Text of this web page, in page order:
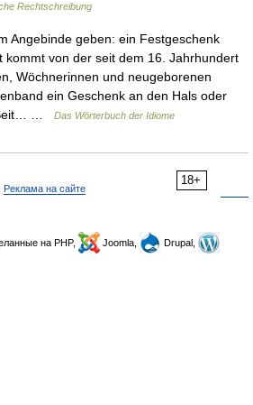
Rechtschreibung
Angebinde geben: ein Festgeschenk
kommt von der seit dem 16. Jahrhundert
Wöchnerinnen und neugeborenen
ein Geschenk an den Hals oder
Seit… …
Das Wörterbuch der Idiome
18+
Реклама на сайте
на PHP, Joomla,
Drupal,